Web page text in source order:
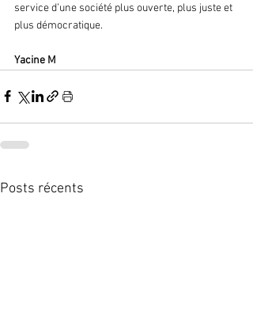
service d’une société plus ouverte, plus juste et
plus démocratique.
Yacine M
Posts récents